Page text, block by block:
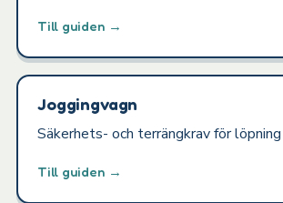
Till guiden →
Joggingvagn
Säkerhets- och terrängkrav för löpning
Till guiden →